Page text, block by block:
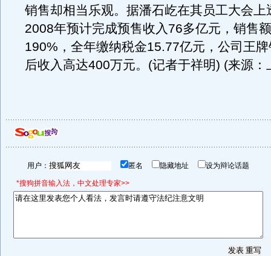
销售却相当乐观。据潘石屹在其员工大会上
2008年预计完成预售收入76多亿元，销售
190%，全年缴纳税金15.77亿元，公司王
后收入高达400万元。(记者于祥明) (来源：
用户： 匿名 隐藏地址 设为辩论话题
*搜狗拼音输入法，中文处理专家>>